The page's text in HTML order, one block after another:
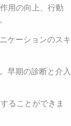
用の向上、行動
ケーションのスキ
早期の診断と介入
ることができま